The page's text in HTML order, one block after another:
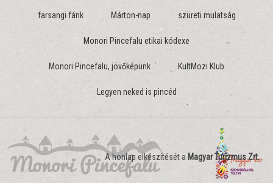
farsangi fánk Márton-nap szüreti mulatság
Monori Pincefalu etikai kódexe
Monori Pincefalu, jövőképünk KultMozi Klub
Legyen neked is pincéd
A honlap elkészítését a Magyar Turizmus Zrt.